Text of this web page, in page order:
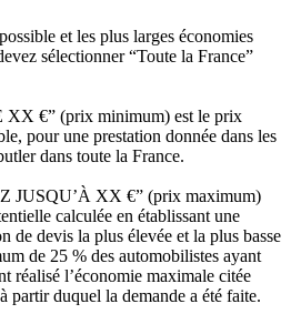
et les plus larges économies
sélectionner “Toute la France”
€” (prix minimum) est le prix
pour une prestation donnée dans les
dans toute la France.
JUSQU’À XX €” (prix maximum)
calculée en établissant une
de devis la plus élevée et la plus basse
de 25 % des automobilistes ayant
réalisé l’économie maximale citée
partir duquel la demande a été faite.